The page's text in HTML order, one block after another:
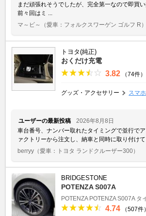
まだ頑張れそうでしたが、完全第一なので即買い
前々回はミ ...
マ～ビ～
（愛車：フォルクスワーゲン ゴルフ R）
トヨタ(純正)
おくだけ充電
3.82 （74件）
グッズ・アクセサリー スマ
ユーザーの最新投稿
2026年8月8日
車台番号、ナンバー取れたタイミングで並行で
ァクトリーから注文し、納車と同時に取り付けて
berryy （愛車：トヨタ ランドクルーザー300）
BRIDGESTONE
POTENZA S007A
POTENZA POTENZA S007A タ
4.74
（507件）